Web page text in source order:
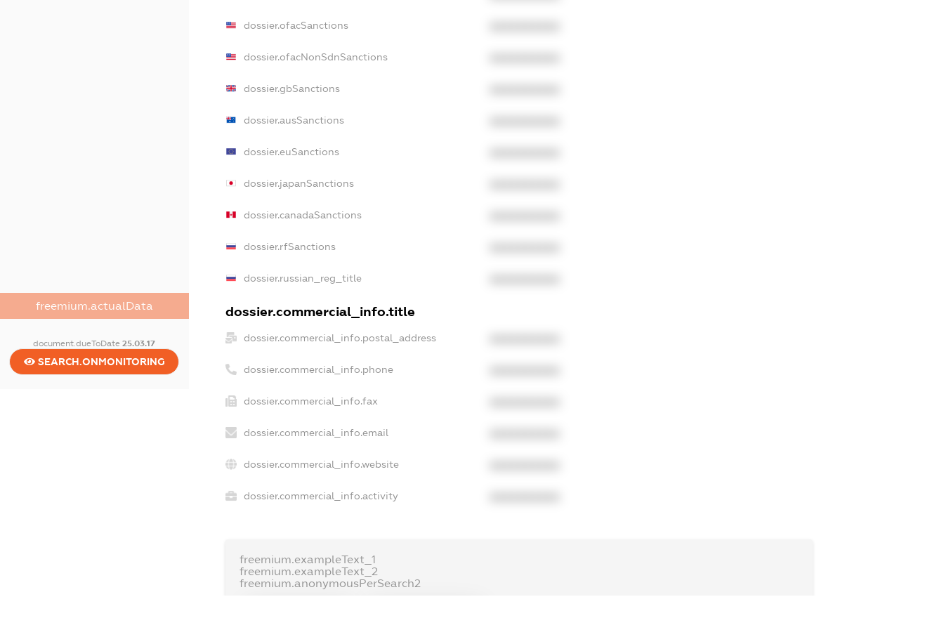
freemium.actualData
document.dueToDate25.03.17
SEARCH.ONMONITORING
dossier.ofacSanctions
dossier.ofacNonSdnSanctions
dossier.gbSanctions
dossier.ausSanctions
dossier.euSanctions
dossier.japanSanctions
dossier.canadaSanctions
dossier.rfSanctions
dossier.russian_reg_title
dossier.commercial_info.title
dossier.commercial_info.postal_address
dossier.commercial_info.phone
dossier.commercial_info.fax
dossier.commercial_info.email
dossier.commercial_info.website
dossier.commercial_info.activity
freemium.exampleText_1
freemium.exampleText_2
freemium.anonymousPerSearch2